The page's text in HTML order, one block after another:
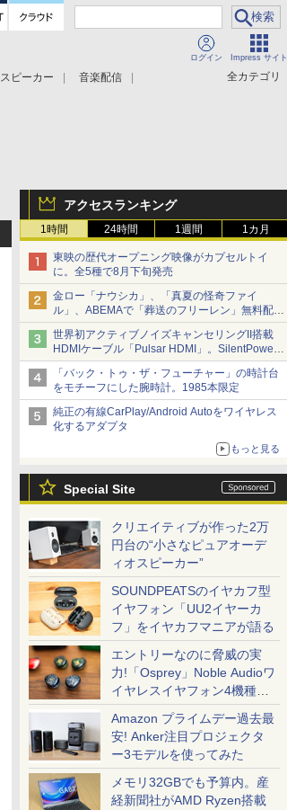
ログイン Impress サイト
全カテゴリ
スピーカー
音楽配信
アクセスランキング
1時間 24時間 1週間 1カ月
東映の歴代オープニング映像がカプセルトイ
に。全5種で8月下旬発売
金ロー「ナウシカ」、「真夏の怪奇ファイ
ル」、ABEMAで「葬送のフリーレン」無料配信
など。夏の特番・配信情報
世界初アクティブノイズキャンセリングII搭載
HDMIケーブル「Pulsar HDMI」。SilentPower
から
「バック・トゥ・ザ・フューチャー」の時計台
をモチーフにした腕時計。1985本限定
純正の有線CarPlay/Android Autoをワイヤレス
化するアダプタ
もっと見る
Special Site
クリエイティブが作った2万
円台の“小さなピュアオーデ
ィオスピーカー”
SOUNDPEATSのイヤカフ型
イヤフォン「UU2イヤーカ
フ」をイヤカフマニアが語る
エントリーなのに脅威の実
力!「Osprey」Noble Audioワ
イヤレスイヤフォン4機種を
一気に聴く
Amazon プライムデー過去最
安! Anker注目プロジェクタ
ー3モデルを使ってみた
メモリ32GBでも予算内。産
経新聞社がAMD Ryzen搭載